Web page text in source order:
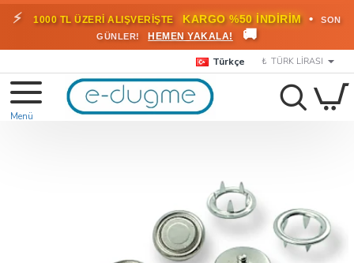
⚡ 1000 TL ÜZERİ ALIŞVERİŞTE KARGO %50 İNDİRİM •
SON
GÜNLER!
HEMEN YAKALA! 🚚
Türkçe ₺ TÜRK LIRASI